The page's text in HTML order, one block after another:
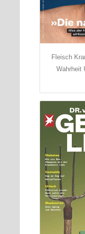
Fleisch
Wahrheit